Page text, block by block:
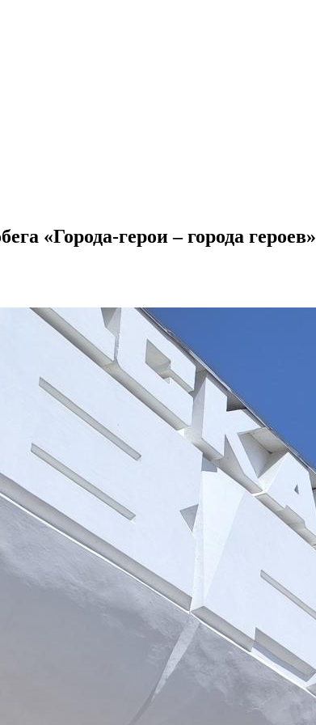
«Города-герои – города героев»